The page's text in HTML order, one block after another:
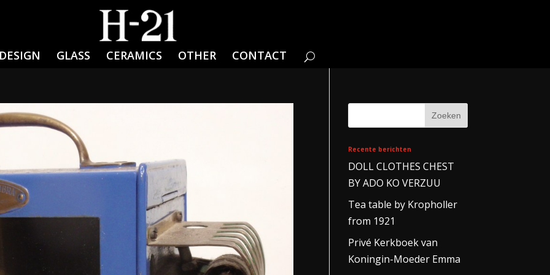
GLASS CERAMICS OTHER CONTACT
Recente berichten
DOLL CLOTHES CHEST
BY ADO KO VERZUU
Tea table by Kropholler
from 1921
Privé Kerkboek van
Koningin-Moeder Emma